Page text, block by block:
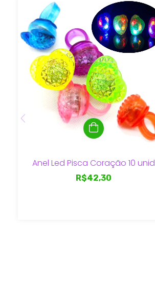
Anel Led Pisca Coração 10 unid
R$42,30